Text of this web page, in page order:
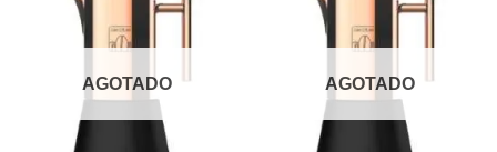
AGOTADO AGOTADO